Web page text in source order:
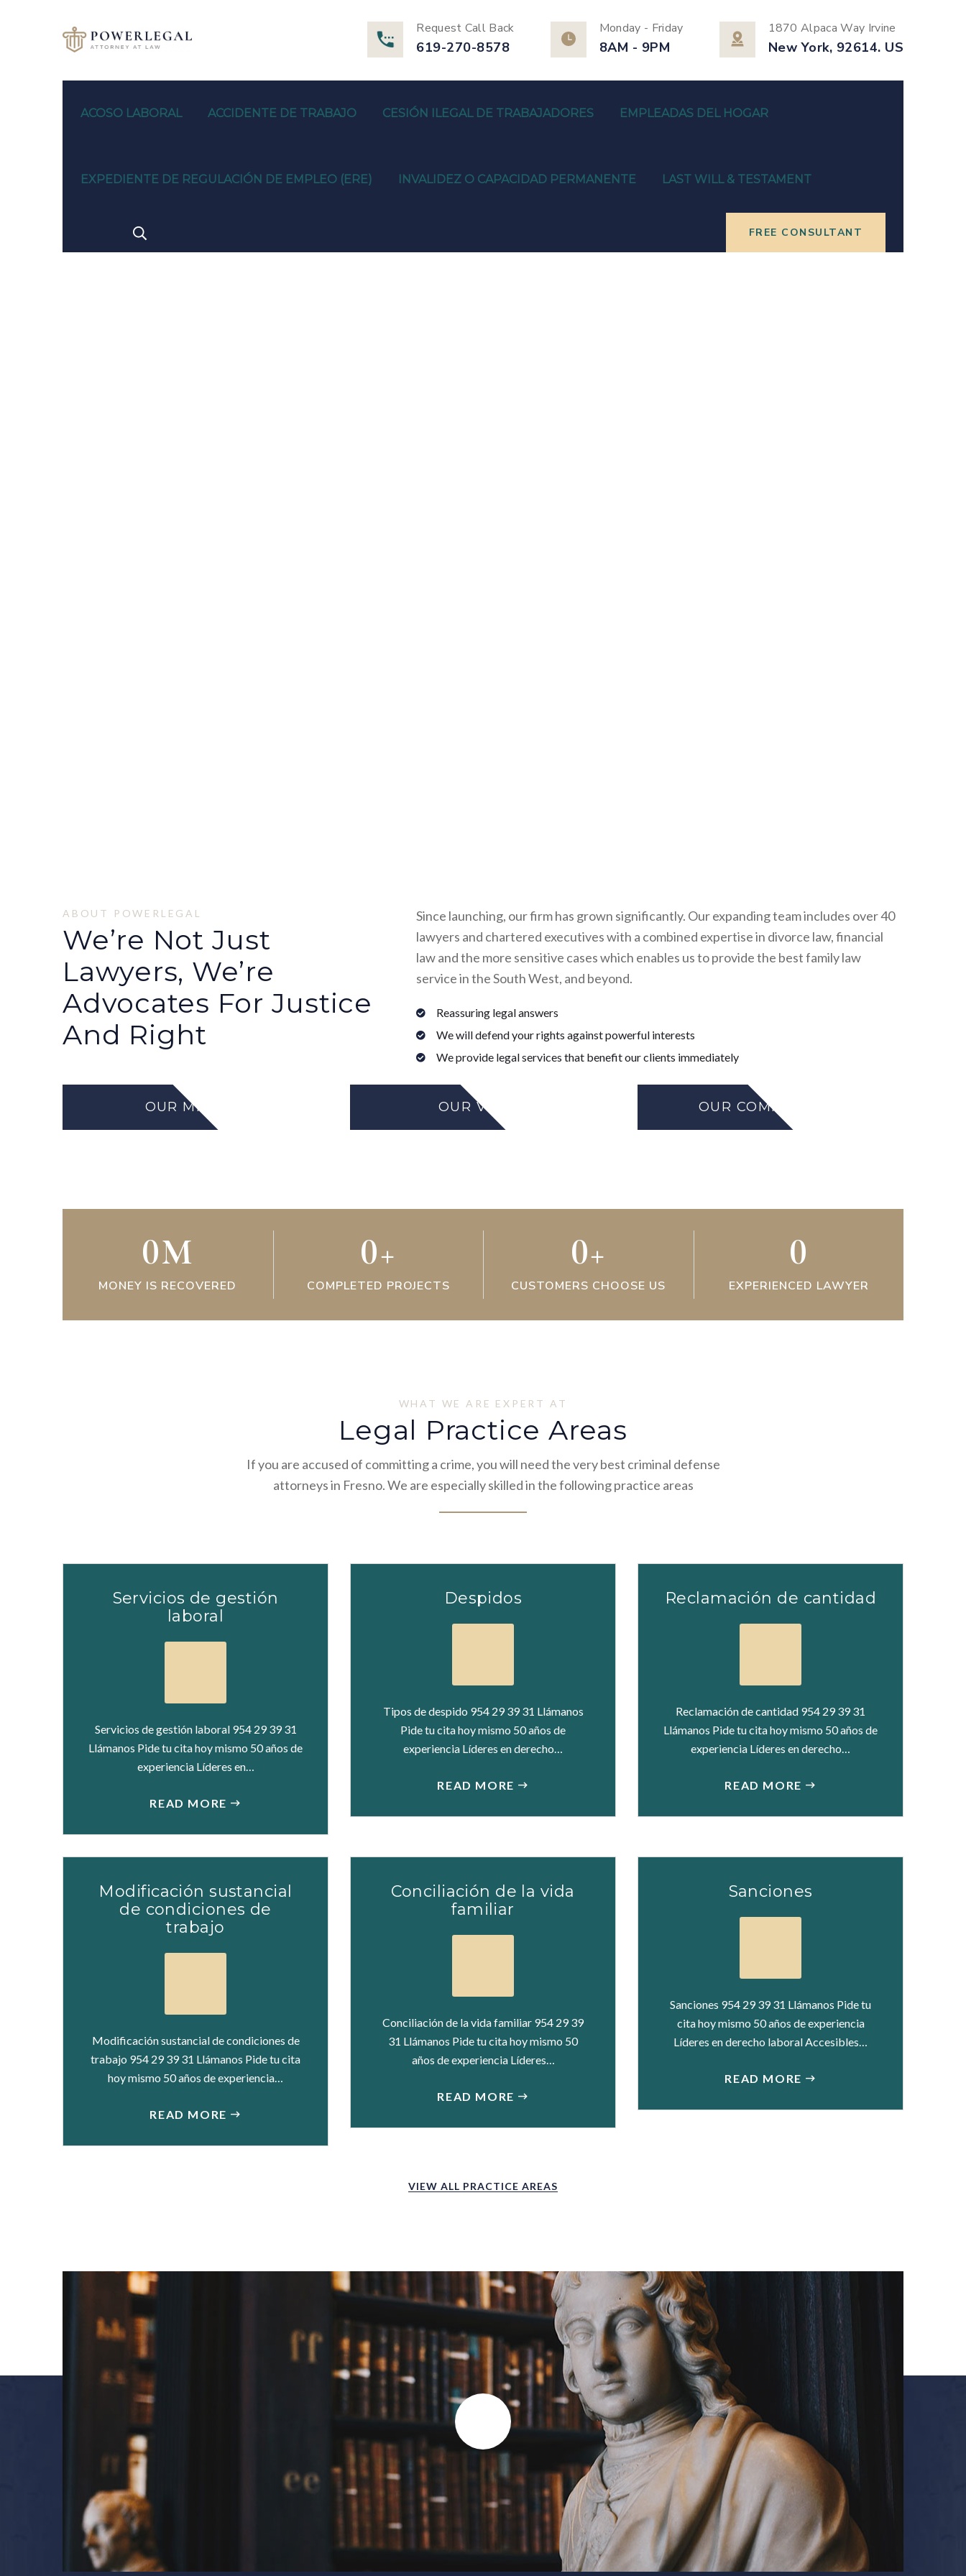
Request Call Back
619-270-8578
Monday - Friday
8AM - 9PM
1870 Alpaca Way Irvine
New York, 92614. US
ACOSO LABORAL ACCIDENTE DE TRABAJO CESIÓN ILEGAL DE TRABAJADORES EMPLEADAS DEL HOGAR
EXPEDIENTE DE REGULACIÓN DE EMPLEO (ERE) INVALIDEZ O CAPACIDAD PERMANENTE LAST WILL & TESTAMENT
FREE CONSULTANT
ABOUT POWERLEGAL
We’re Not Just
Lawyers, We’re
Advocates For Justice
And Right
Since launching, our firm has grown significantly. Our expanding team includes over 40
lawyers and chartered executives with a combined expertise in divorce law, financial
law and the more sensitive cases which enables us to provide the best family law
service in the South West, and beyond.
Reassuring legal answers
We will defend your rights against powerful interests
We provide legal services that benefit our clients immediately
OUR MISSION OUR VISION OUR COMMITMENT
0M
MONEY IS RECOVERED
0+
COMPLETED PROJECTS
0+
CUSTOMERS CHOOSE US
0
EXPERIENCED LAWYER
WHAT WE ARE EXPERT AT
Legal Practice Areas
If you are accused of committing a crime, you will need the very best criminal defense
attorneys in Fresno. We are especially skilled in the following practice areas
Servicios de gestión
laboral
Servicios de gestión laboral 954 29 39 31
Llámanos Pide tu cita hoy mismo 50 años de
experiencia Líderes en…
READ MORE
Despidos
Tipos de despido 954 29 39 31 Llámanos
Pide tu cita hoy mismo 50 años de
experiencia Líderes en derecho…
READ MORE
Reclamación de cantidad
Reclamación de cantidad 954 29 39 31
Llámanos Pide tu cita hoy mismo 50 años de
experiencia Líderes en derecho…
READ MORE
Modificación sustancial
de condiciones de
trabajo
Modificación sustancial de condiciones de
trabajo 954 29 39 31 Llámanos Pide tu cita
hoy mismo 50 años de experiencia…
READ MORE
Conciliación de la vida
familiar
Conciliación de la vida familiar 954 29 39
31 Llámanos Pide tu cita hoy mismo 50
años de experiencia Líderes…
READ MORE
Sanciones
Sanciones 954 29 39 31 Llámanos Pide tu
cita hoy mismo 50 años de experiencia
Líderes en derecho laboral Accesibles…
READ MORE
VIEW ALL PRACTICE AREAS